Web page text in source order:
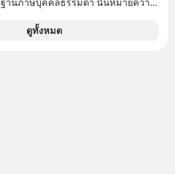
นักที่จะลงลึกว่า ถ้าลงทุนใน RMF ควรรู้
อะไรบ้าง ควรดู ตรงไหน ทำอย่างไร ถึง
จะดีกับเรา แล้วเราควรรู้ข้อมูลอะไร
ดูทั้งหมด